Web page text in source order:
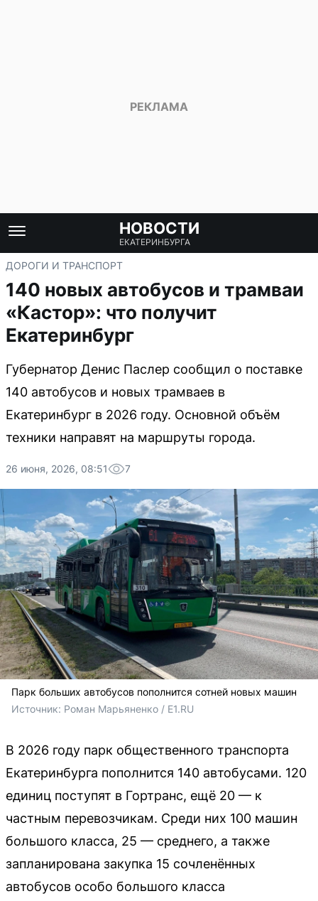
НОВОСТИ
ЕКАТЕРИНБУРГА
ДОРОГИ И ТРАНСПОРТ
140 новых автобусов и трамваи
«Кастор»: что получит
Екатеринбург
Губернатор Денис Паслер сообщил о поставке
140 автобусов и новых трамваев в
Екатеринбург в 2026 году. Основной объём
техники направят на маршруты города.
26 июня, 2026, 08:51 7
Парк больших автобусов пополнится сотней новых машин
Источник: Роман Марьяненко / E1.RU
В 2026 году парк общественного транспорта
Екатеринбурга пополнится 140 автобусами. 120
единиц поступят в Гортранс, ещё 20 — к
частным перевозчикам. Среди них 100 машин
большого класса, 25 — среднего, а также
запланирована закупка 15 сочленённых
автобусов особо большого класса